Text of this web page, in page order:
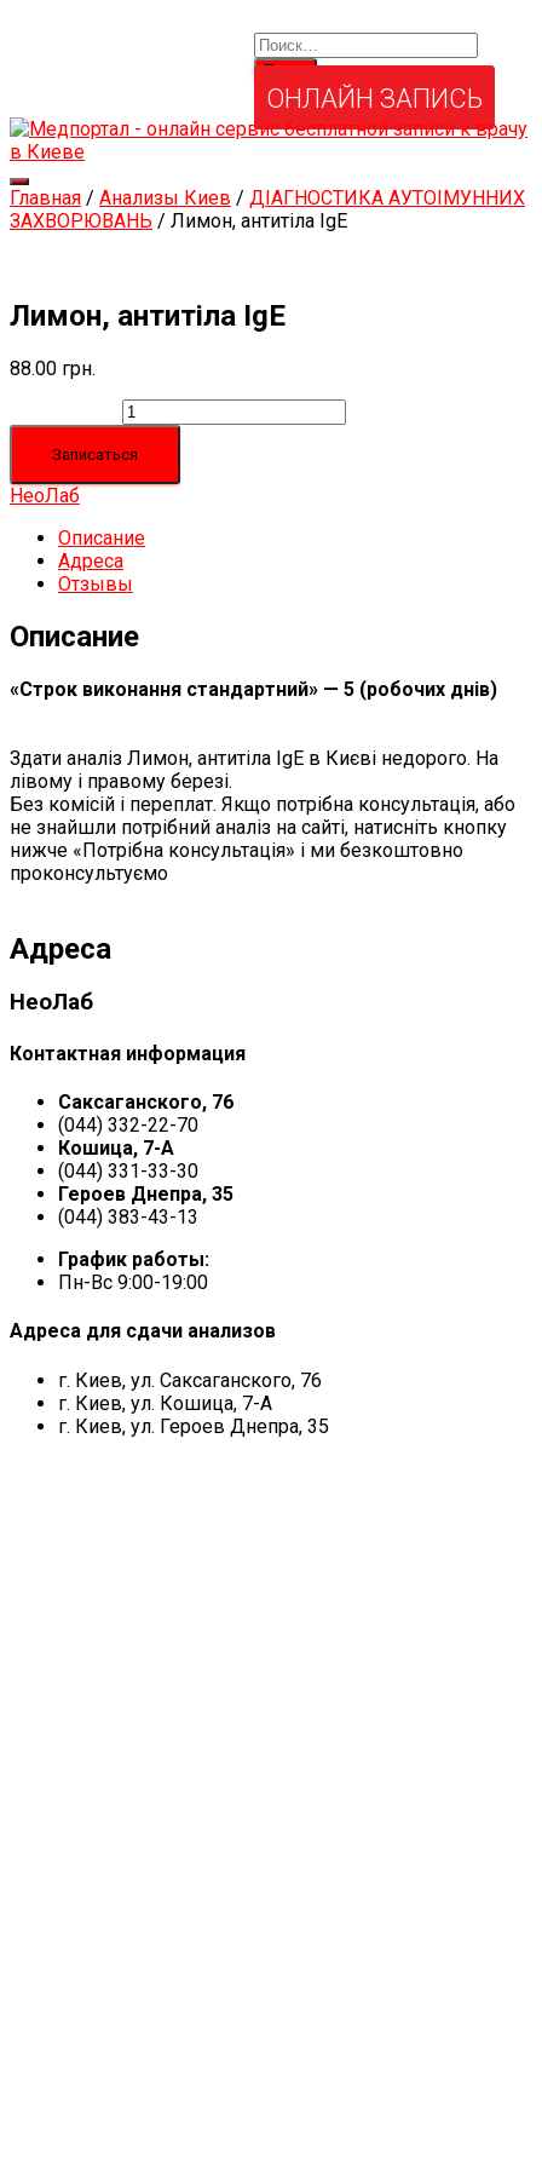
ОНЛАЙН ЗАПИСЬ
Переключить
навигацию
Главная / Анализы Киев / ДІАГНОСТИКА АУТОІМУННИХ
ЗАХВОРЮВАНЬ / Лимон, антитіла IgЕ
Лимон, антитіла IgЕ
88.00 грн.
Записаться
НеоЛаб
Описание
Адреса
Отзывы
Описание
«Строк виконання стандартний» — 5 (робочих днів)
Здати аналіз Лимон, антитіла IgЕ в Києві недорого. На
лівому і правому березі.
Без комісій і переплат. Якщо потрібна консультація, або
не знайшли потрібний аналіз на сайті, натисніть кнопку
нижче «Потрібна консультація» і ми безкоштовно
проконсультуємо
Адреса
НеоЛаб
Контактная информация
Саксаганского, 76
(044) 332-22-70
Кошица, 7-А
(044) 331-33-30
Героев Днепра, 35
(044) 383-43-13
График работы:
Пн-Вс 9:00-19:00
Адреса для сдачи анализов
г. Киев, ул. Саксаганского, 76
г. Киев, ул. Кошица, 7-А
г. Киев, ул. Героев Днепра, 35